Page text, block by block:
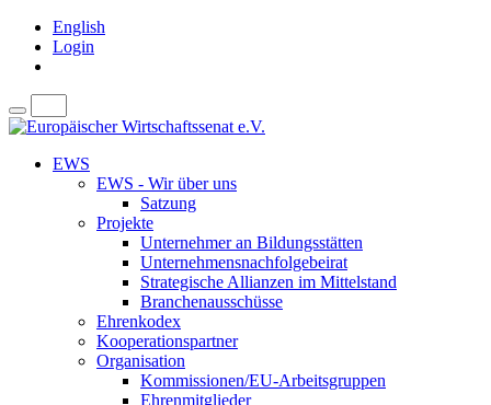
English
Login
EWS
EWS - Wir über uns
Satzung
Projekte
Unternehmer an Bildungsstätten
Unternehmensnachfolgebeirat
Strategische Allianzen im Mittelstand
Branchenausschüsse
Ehrenkodex
Kooperationspartner
Organisation
Kommissionen/EU-Arbeitsgruppen
Ehrenmitglieder